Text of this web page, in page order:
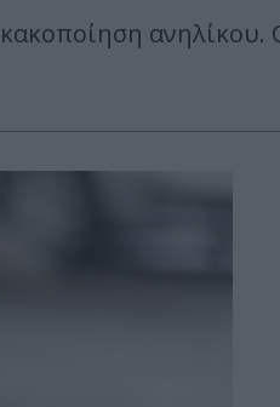
ανηλίκου.